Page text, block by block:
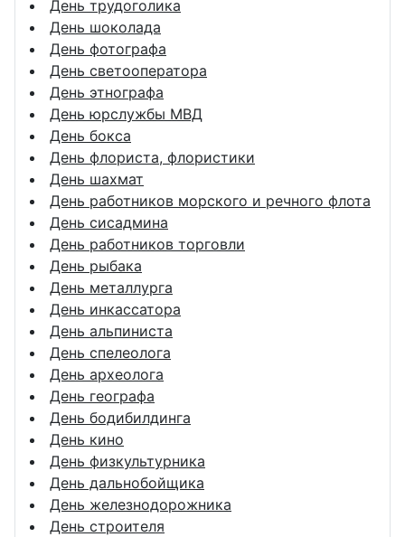
День трудоголика
День шоколада
День фотографа
День светооператора
День этнографа
День юрслужбы МВД
День бокса
День флориста, флористики
День шахмат
День работников морского и речного флота
День сисадмина
День работников торговли
День рыбака
День металлурга
День инкассатора
День альпиниста
День спелеолога
День археолога
День географа
День бодибилдинга
День кино
День физкультурника
День дальнобойщика
День железнодорожника
День строителя